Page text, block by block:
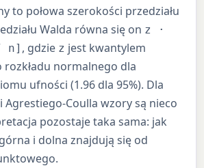
to połowa szerokości przedziału
Walda równa się on z ·
n] , gdzie z jest kwantylem
normalnego dla
ufności (1.96 dla 95%). Dla
Agrestiego-Coulla wzory są nieco
pozostaje taka sama: jak
i dolna znajdują się od